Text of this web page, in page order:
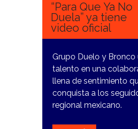
“Para Que Ya No
Duela” ya tiene
video oficial
Grupo Duelo y Bronco
talento en una
llena de sentimiento
conquista a los
regional mexicano.